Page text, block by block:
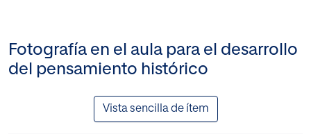
Fotografía en el aula para el desarrollo
del pensamiento histórico
Vista sencilla de ítem